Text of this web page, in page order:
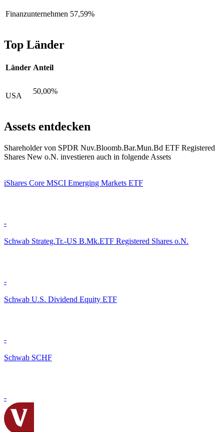
Finanzunternehmen 57,59%
Top Länder
Länder Anteil
USA
50,00%
Assets entdecken
Shareholder von SPDR Nuv.Bloomb.Bar.Mun.Bd ETF Registered
Shares New o.N. investieren auch in folgende Assets
iShares Core MSCI Emerging Markets ETF
-
Schwab Strateg.Tr.-US B.Mk.ETF Registered Shares o.N.
-
Schwab U.S. Dividend Equity ETF
-
Schwab SCHF
-